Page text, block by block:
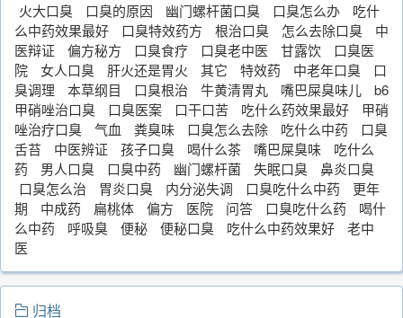
火大口臭 口臭的原因 幽门螺杆菌口臭 口臭怎么办
吃什
么中药效果最好
口臭特效药方 根治口臭 怎么去除口臭
中
医辩证
偏方秘方 口臭食疗 口臭老中医 甘露饮
口臭医
院
女人口臭 肝火还是胃火 其它 特效药 中老年口臭
口
臭调理
本草纲目 口臭根治 牛黄清胃丸 嘴巴屎臭味儿
b6
甲硝唑治口臭
口臭医案 口干口苦 吃什么药效果最好
甲硝
唑治疗口臭
气血 粪臭味 口臭怎么去除 吃什么中药
口臭
舌苔
中医辨证 孩子口臭 喝什么茶 嘴巴屎臭味
吃什么
药
男人口臭 口臭中药 幽门螺杆菌 失眠口臭
鼻炎口臭
口臭怎么治
胃炎口臭 内分泌失调 口臭吃什么中药
更年
期
中成药 扁桃体 偏方 医院 问答 口臭吃什么药
喝什
么中药
呼吸臭 便秘 便秘口臭 吃什么中药效果好
老中
医
归档